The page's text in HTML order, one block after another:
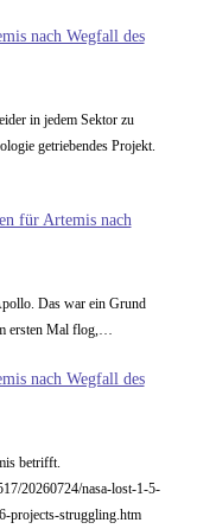
nach Wegfall des
in jedem Sektor zu
getriebendes Projekt.
für Artemis nach
Das war ein Grund
ersten Mal flog,…
nach Wegfall des
betrifft.
20260724/nasa-lost-1-5-
projects-struggling.htm